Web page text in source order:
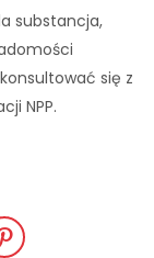
substancja,
się z
NPP.